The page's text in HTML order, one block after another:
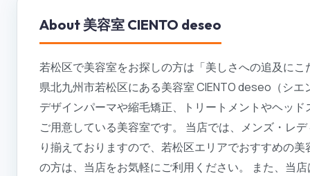
About 美容室 CIENTO deseo
若松区で美容室をお探しの方は「美しさへの追及に
県北九州市若松区にある美容室 CIENTO deseo（シ
デザインパーマや縮毛矯正、トリートメントやヘッ
ご用意している美容室です。 当店では、メンズ・レ
り揃えておりますので、若松区エリアでおすすめの
の方は、当店をお気軽にご利用ください。 また、当